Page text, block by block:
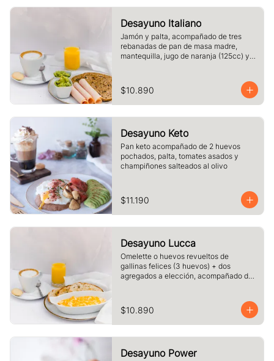
Desayuno Italiano
Jamón y palta, acompañado de tres
rebanadas de pan de masa madre,
mantequilla, jugo de naranja (125cc) y
$10.890
Desayuno Keto
Pan keto acompañado de 2 huevos
pochados, palta, tomates asados y
champiñones salteados al olivo
$11.190
Desayuno Lucca
Omelette o huevos revueltos de
gallinas felices (3 huevos) + dos
agregados a elección, acompañado de
(125cc) y té o café a elección.
$10.890
Desayuno Power